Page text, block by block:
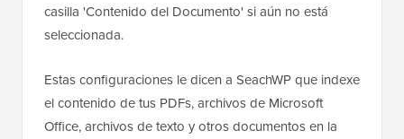
casilla 'Contenido del Documento' si aún no está
seleccionada.
Estas configuraciones le dicen a SeachWP que indexe
el contenido de tus PDFs, archivos de Microsoft
Office, archivos de texto y otros documentos en la